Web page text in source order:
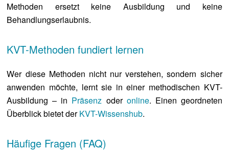
Methoden ersetzt keine Ausbildung und keine
Behandlungserlaubnis.
KVT-Methoden fundiert lernen
Wer diese Methoden nicht nur verstehen, sondern sicher
anwenden möchte, lernt sie in einer methodischen KVT-
Ausbildung – in Präsenz oder online. Einen geordneten
Überblick bietet derKVT-Wissenshub.
Häufige Fragen (FAQ)